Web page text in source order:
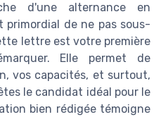
d'une alternance en
primordial de ne pas sous-
lettre est votre première
Elle permet de
vos capacités, et surtout,
le candidat idéal pour le
bien rédigée témoigne